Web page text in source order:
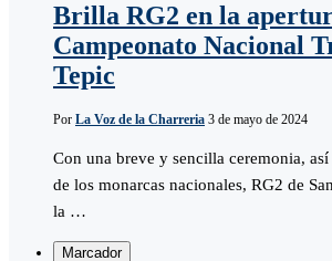
Brilla RG2 en la
Campeonato Nacional
Tepic
Por La Voz de la Charreria 3 de mayo de 2024
Con una breve y sencilla ceremonia,
de los monarcas nacionales, RG2 de
la …
Marcador